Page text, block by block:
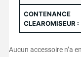
CONTENANCE
CLEAROMISEUR :
Aucun accessoire n’a